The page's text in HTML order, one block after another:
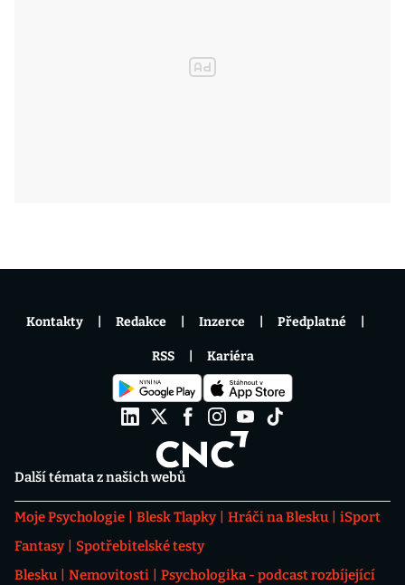
Další témata z našich webů
Moje Psychologie Blesk Tlapky Hráči na Blesku
iSport
Fantasy
Spotřebitelské testy
Blesku
Nemovitosti
Psychologika - podcast rozbíjející
Kontakty Redakce Inzerce Předplatné
RSS Kariéra